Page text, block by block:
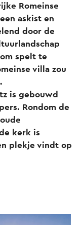
Romeinse
askist en
door de
spelt te
villa zou
is gebouwd
Rondom de
kerk is
plekje vindt op